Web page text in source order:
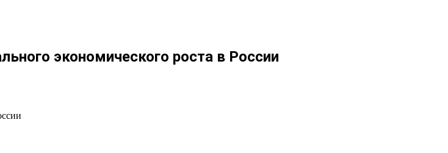
экономического роста в России